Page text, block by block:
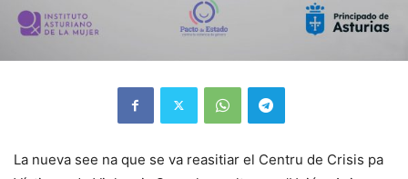
La nueva see na que se va reasitiar el Centru de Crisis pa